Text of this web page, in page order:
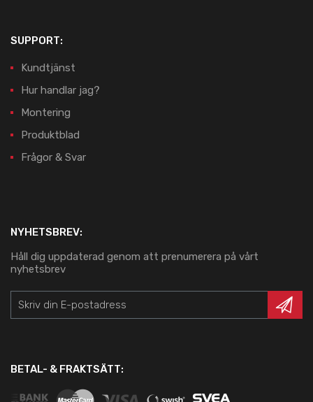
SUPPORT:
Kundtjänst
Hur handlar jag?
Montering
Produktblad
Frågor & Svar
NYHETSBREV:
Håll dig uppdaterad genom att prenumerera på vårt
nyhetsbrev
BETAL- & FRAKTSÄTT: